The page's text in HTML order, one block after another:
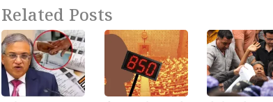
Related Posts